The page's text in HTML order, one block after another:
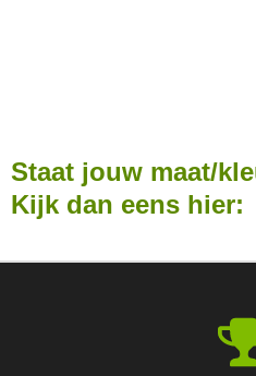
Staat jouw maat/
Kijk dan eens hier: